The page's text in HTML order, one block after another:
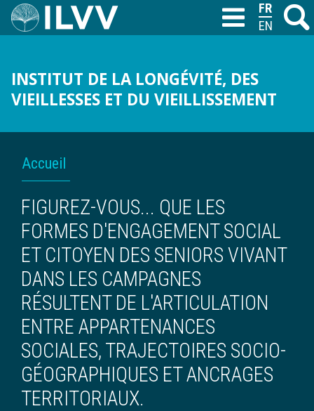
Aller
au
M
INSTITUT DE LA LONGÉVITÉ, DES
VIEILLESSES ET DU VIEILLISSEMENT
T
FIL
D'ARIANE
Accueil
FIGUREZ-VOUS... QUE LES
FORMES D'ENGAGEMENT SOCIAL
ET CITOYEN DES SENIORS VIVANT
DANS LES CAMPAGNES
RÉSULTENT DE L'ARTICULATION
ENTRE APPARTENANCES
SOCIALES, TRAJECTOIRES SOCIO-
GÉOGRAPHIQUES ET ANCRAGES
TERRITORIAUX.
FRANÇAIS
ENGLISH